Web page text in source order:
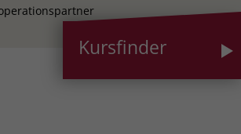
Kursfinder